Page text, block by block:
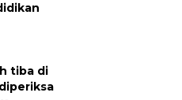
tiba di